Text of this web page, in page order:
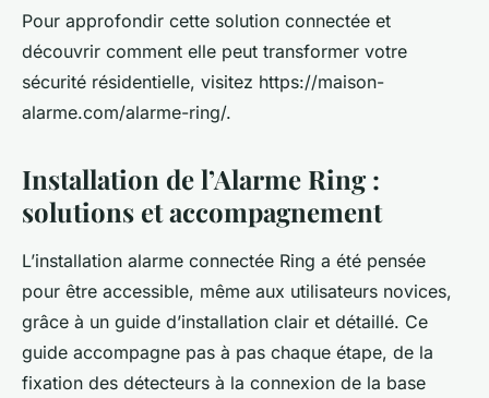
Pour approfondir cette solution connectée et
découvrir comment elle peut transformer votre
sécurité résidentielle, visitez https://maison-
alarme.com/alarme-ring/.
Installation de l’Alarme Ring :
solutions et accompagnement
L’installation alarme connectée Ring a été pensée
pour être accessible, même aux utilisateurs novices,
grâce à un guide d’installation clair et détaillé. Ce
guide accompagne pas à pas chaque étape, de la
fixation des détecteurs à la connexion de la base